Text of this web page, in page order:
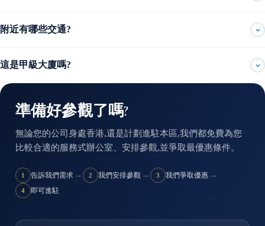
附近有哪些交通?
這是甲級大廈嗎?
準備好參觀了嗎?
無論您的公司身處香港,還是計劃進駐本區,我們都免費為您
比較合適的服務式辦公室、安排參觀,並爭取最優惠條件。
1 告訴我們需求 → 2 我們安排參觀 → 3 我們爭取優惠 →
4 即可進駐